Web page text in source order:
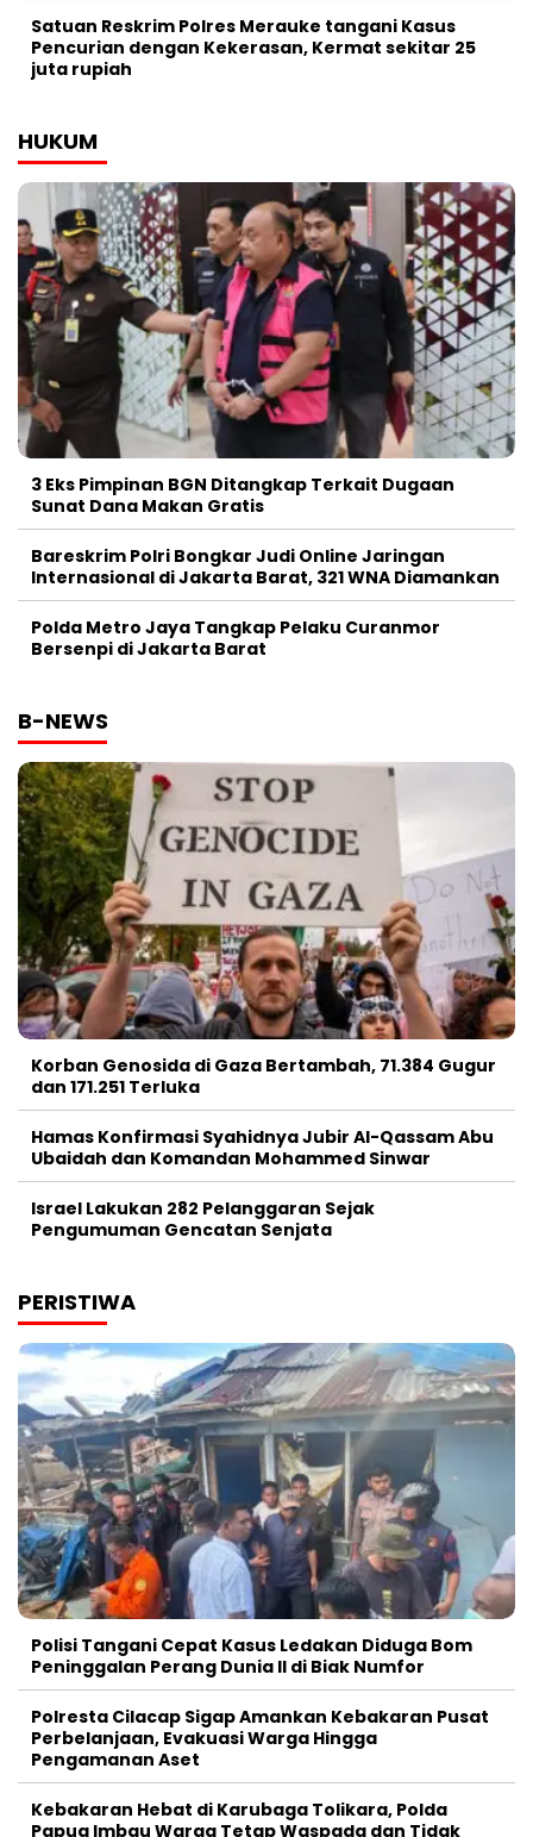
Satuan Reskrim Polres Merauke tangani Kasus
Pencurian dengan Kekerasan, Kermat sekitar 25
juta rupiah
HUKUM
3 Eks Pimpinan BGN Ditangkap Terkait Dugaan
Sunat Dana Makan Gratis
Bareskrim Polri Bongkar Judi Online Jaringan
Internasional di Jakarta Barat, 321 WNA Diamankan
Polda Metro Jaya Tangkap Pelaku Curanmor
Bersenpi di Jakarta Barat
B-NEWS
Korban Genosida di Gaza Bertambah, 71.384 Gugur
dan 171.251 Terluka
Hamas Konfirmasi Syahidnya Jubir Al-Qassam Abu
Ubaidah dan Komandan Mohammed Sinwar
Israel Lakukan 282 Pelanggaran Sejak
Pengumuman Gencatan Senjata
PERISTIWA
Polisi Tangani Cepat Kasus Ledakan Diduga Bom
Peninggalan Perang Dunia II di Biak Numfor
Polresta Cilacap Sigap Amankan Kebakaran Pusat
Perbelanjaan, Evakuasi Warga Hingga
Pengamanan Aset
Kebakaran Hebat di Karubaga Tolikara, Polda
Papua Imbau Warga Tetap Waspada dan Tidak